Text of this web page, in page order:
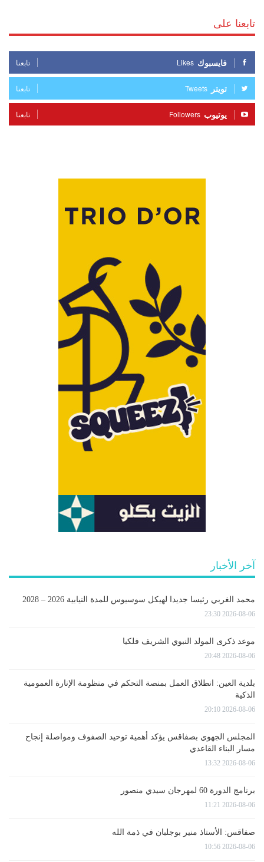
تابعنا على
فايسبوك Likes تابعنا
تويتر Tweets تابعنا
يوتيوب Followers تابعنا
آخر الأخبار
محمد الغربي رئيسا جديدا لهيكل سوسيوس للمدة النيابية 2026 – 2028
2026-08-06 23:30
موعد ذكرى المولد النبوي الشريف فلكيا
2026-08-06 20:48
بلدية العين: انطلاق العمل بمنصة التحكم في منظومة الإنارة العمومية
الذكية
2026-08-06 20:10
المجلس الجهوي بصفاقس يؤكد أهمية توحيد الصفوف ومواصلة إنجاح
مسار البناء القاعدي
2026-08-06 13:32
برنامج الدورة 60 لمهرجان سيدي منصور
2026-08-06 11:21
صفاقس: الأستاذ منير بوجلبان في ذمة الله
2026-08-06 10:56